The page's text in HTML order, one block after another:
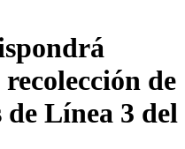
de
Lí­nea 3 del